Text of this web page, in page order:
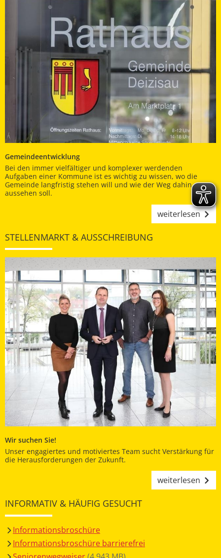
Gemeindeentwicklung
Bei den immer vielfältiger und komplexer werdenden
Aufgaben einer Kommune ist es wichtig zu wissen, wo die
Gemeinde langfristig stehen will und wie der Weg dahin
aussehen soll.
weiterlesen
STELLENMARKT & AUSSCHREIBUNG
Wir suchen Sie!
Unser engagiertes und motiviertes Team sucht Verstärkung für
die Herausforderungen der Zukunft.
weiterlesen
INFORMATIV & HÄUFIG GESUCHT
Informationsbroschüre
Informationsbroschüre barrierefrei